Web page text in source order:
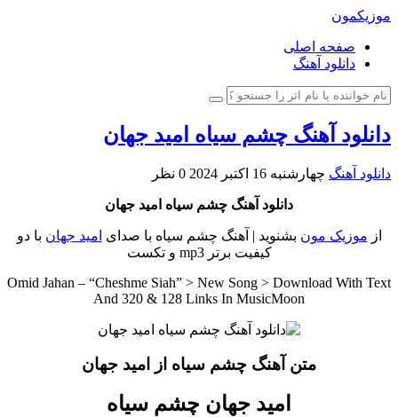
موزیکمون
صفحه اصلی
دانلود آهنگ
دانلود آهنگ چشم سیاه امید جهان
دانلود آهنگ چهارشنبه 16 اکتبر 2024 0 نظر
دانلود آهنگ چشم سیاه امید جهان
از موزیک مون بشنوید | آهنگ چشم سیاه با صدای امید جهان با دو
کیفیت برتر mp3 و تکست
Omid Jahan – “Cheshme Siah” > New Song > Download With Text
And 320 & 128 Links In MusicMoon
متن آهنگ چشم سیاه از امید جهان
امید جهان چشم سیاه